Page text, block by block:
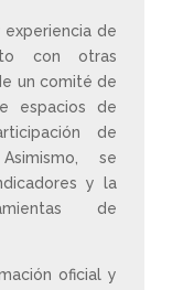
de
con otras
un comité de
espacios de
de
se
y la
de
oficial y